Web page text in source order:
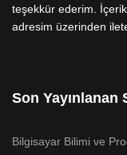
teşekkür ederim.
adresim üzerinden
Son Yayınlanan
Bilgisayar Bilimi ve